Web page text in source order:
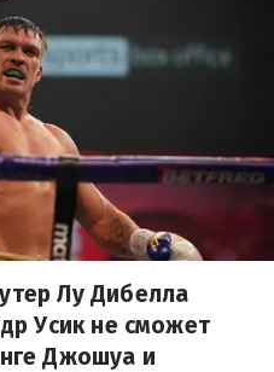
Лу Дибелла
Усик не сможет
Джошуа и